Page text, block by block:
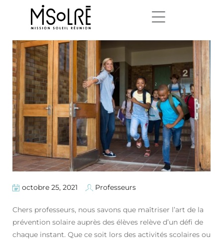
octobre 25, 2021 Professeurs
Chers professeurs, nous savons que maîtriser l’art de la
prévention solaire auprès des élèves relève d’un défi de
chaque instant. Que ce soit lors des activités scolaires ou